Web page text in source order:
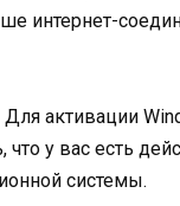
интернет-
Для активации
у вас есть
системы.